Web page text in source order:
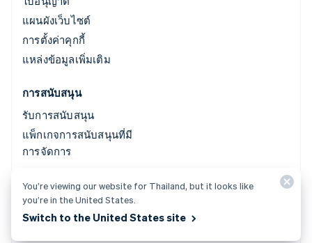
แผนผังเว็บไซต์
การตั้งค่าคุกกี้
แหล่งข้อมูลเพิ่มเติม
การสนับสนุน
รับการสนับสนุน
แพ็กเกจการสนับสนุนที่มี
การจัดการ
© 2026 Stripe, LLC
You’re viewing our website for Thailand, but it looks like
you’re in the United States.
Switch to the United States site